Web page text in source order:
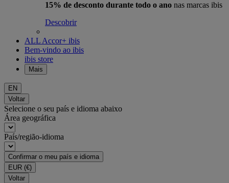
15% de desconto durante todo o ano nas marcas ibis
Descobrir
ALL Accor+ ibis
Bem-vindo ao ibis
ibis store
Mais
EN
Voltar
Selecione o seu país e idioma abaixo
Área geográfica
País/região-idioma
Confirmar o meu país e idioma
EUR (€)
Voltar